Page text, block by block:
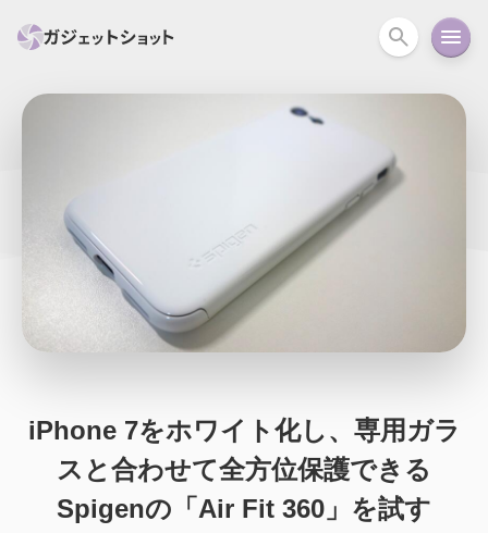
カメラ
セール情報 アクションカメラ
iPhone Mac
ニュース オーディオ
iPhone 7をホワイト化し、専用ガラ
スと合わせて全方位保護できる
Spigenの「Air Fit 360」を試す